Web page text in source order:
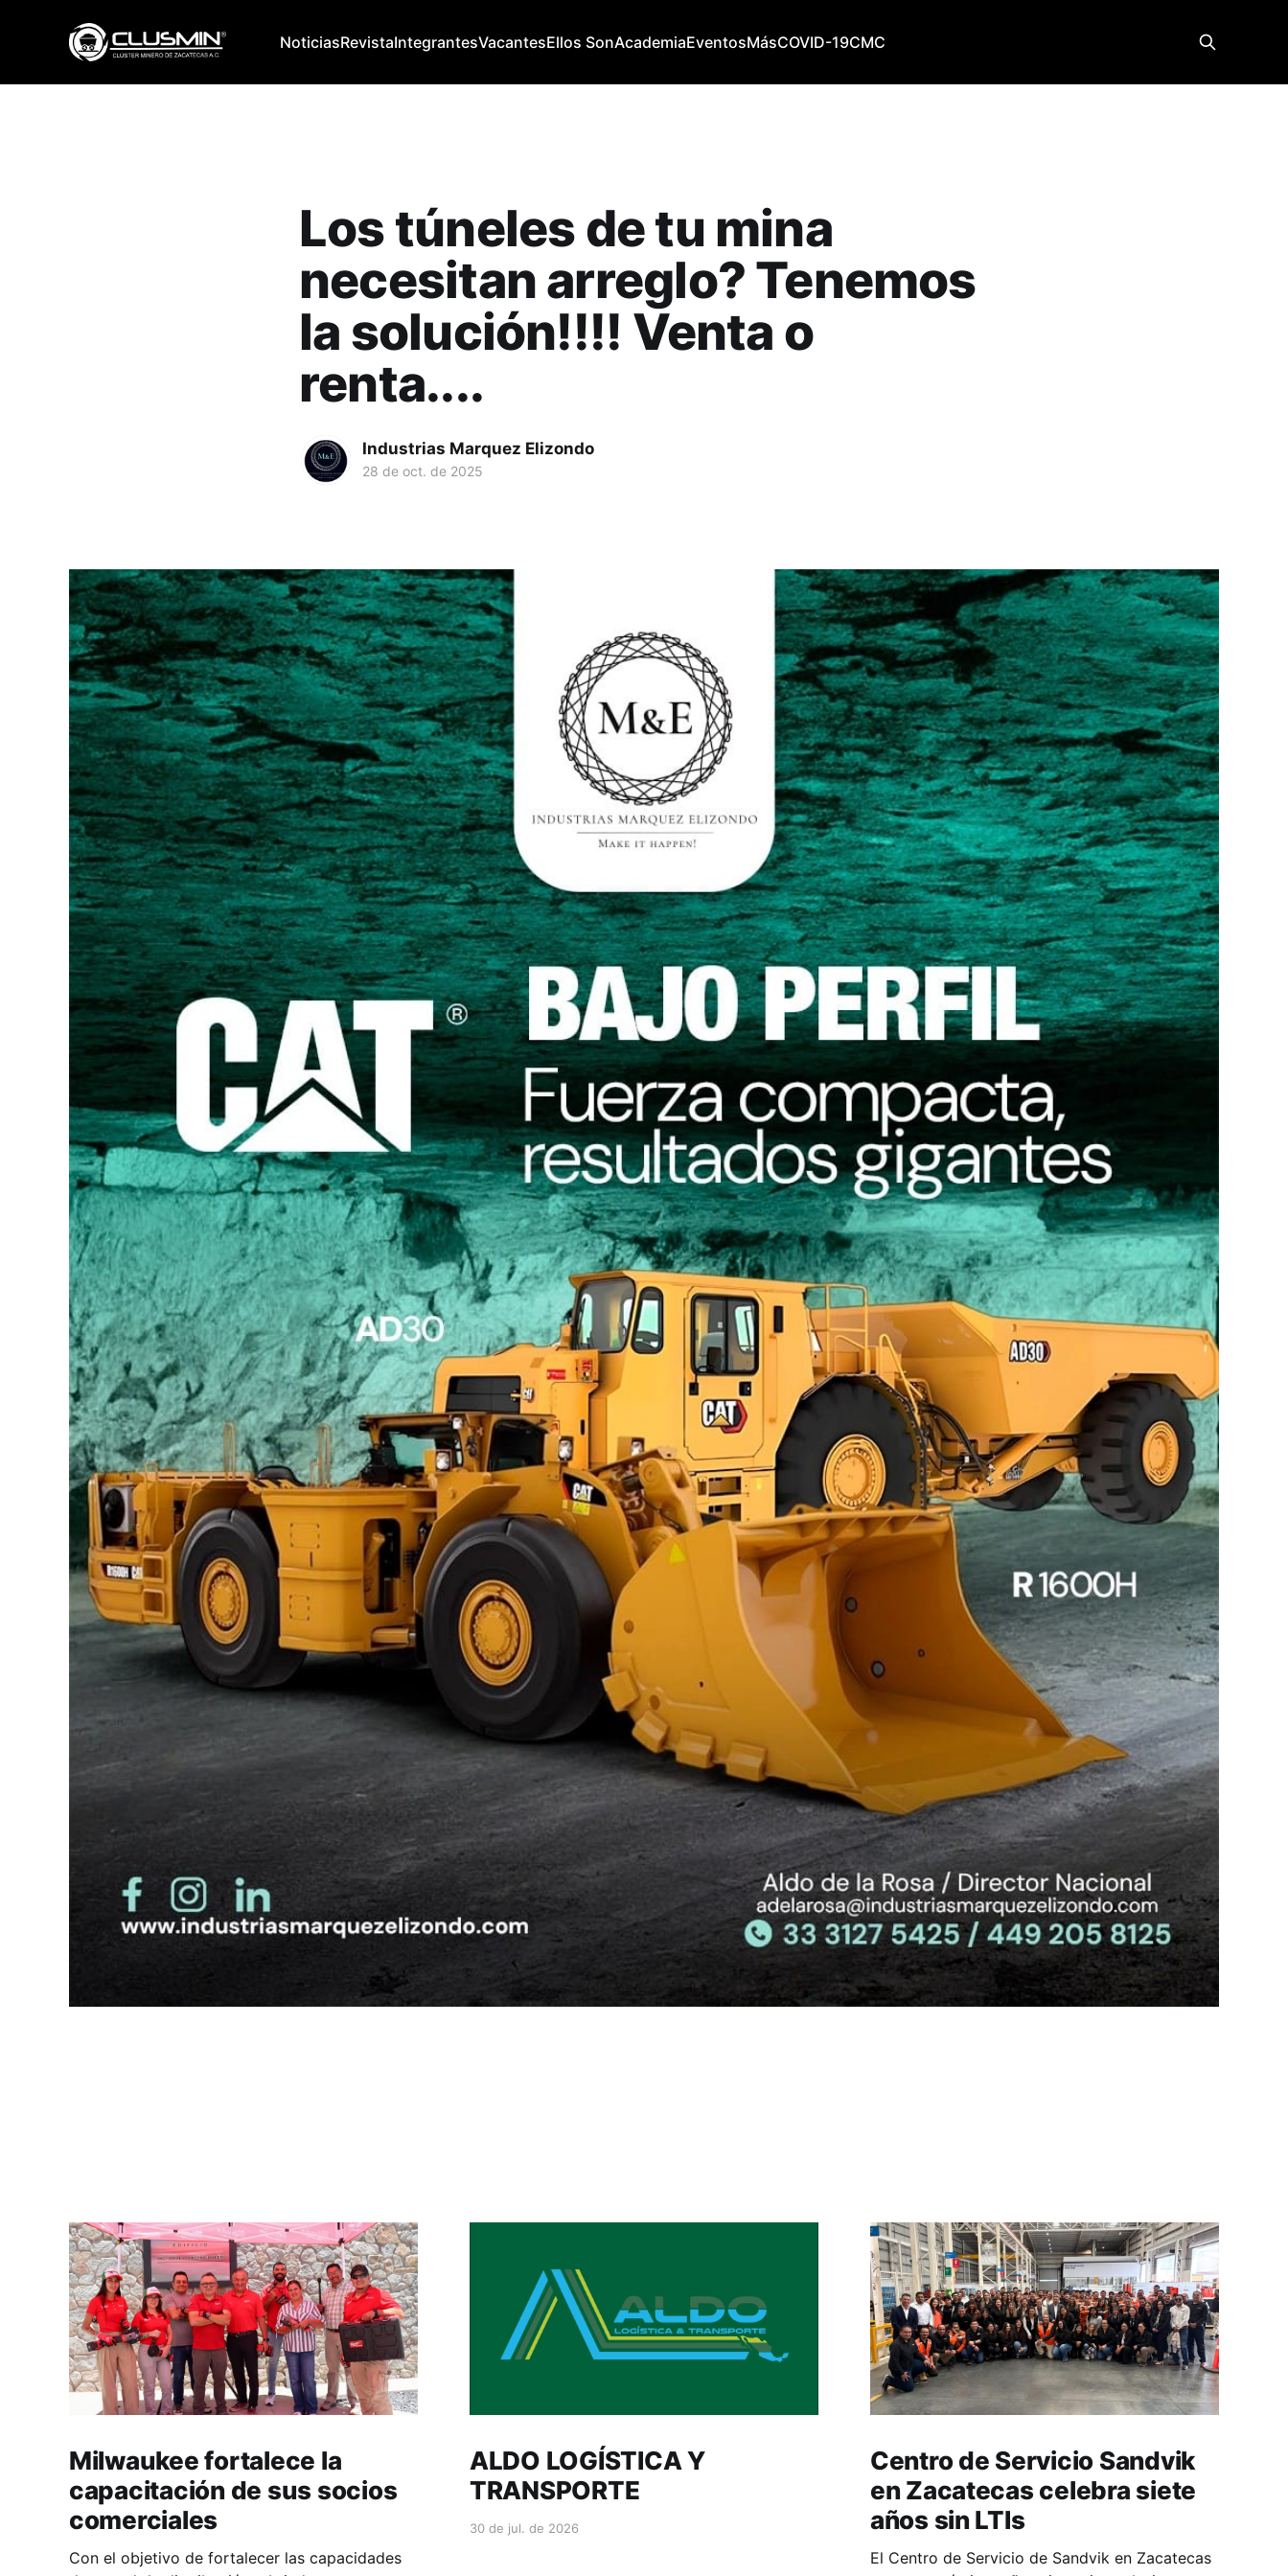
NoticiasRevistaIntegrantesVacantesEllos SonAcademiaEventosMásCOVID-19CMC
Los túneles de tu mina
necesitan arreglo? Tenemos
la solución!!!! Venta o
renta....
Industrias Marquez Elizondo
28 de oct. de 2025
Milwaukee fortalece la
capacitación de sus socios
comerciales
Con el objetivo de fortalecer las capacidades
ALDO LOGÍSTICA Y
TRANSPORTE
30 de jul. de 2026
Centro de Servicio Sandvik
en Zacatecas celebra siete
años sin LTIs
El Centro de Servicio de Sandvik en Zacatecas